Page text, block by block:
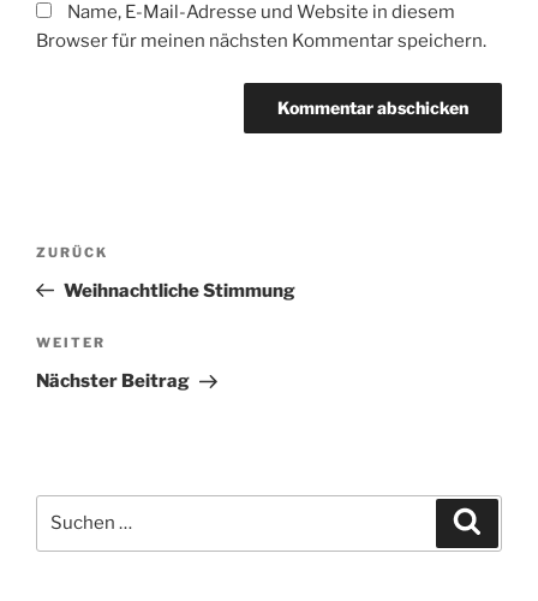
Name, E-Mail-Adresse und Website in diesem
Browser für meinen nächsten Kommentar speichern.
Beitragsnavigation
Vorheriger
Beitrag
ZURÜCK
Weihnachtliche Stimmung
Nächster
Beitrag
WEITER
Nächster Beitrag
nach: